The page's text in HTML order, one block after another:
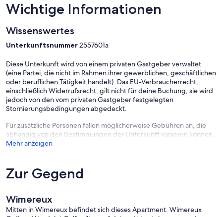
Wichtige Informationen
Wissenswertes
Unterkunftsnummer2557601a
Diese Unterkunft wird von einem privaten Gastgeber verwaltet
(eine Partei, die nicht im Rahmen ihrer gewerblichen, geschäftlichen
oder beruflichen Tätigkeit handelt). Das EU-Verbraucherrecht,
einschließlich Widerrufsrecht, gilt nicht für deine Buchung, sie wird
jedoch von den vom privaten Gastgeber festgelegten
Stornierungsbedingungen abgedeckt.
Für zusätzliche Personen fallen möglicherweise Gebühren an, die
abhängig von den Bestimmungen der Unterkunft variieren können.
Mehr anzeigen
Zur Gegend
Wimereux
Mitten in Wimereux befindet sich dieses Apartment. Wimereux